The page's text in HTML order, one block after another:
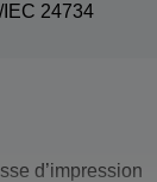
IEC 24734
d’impression